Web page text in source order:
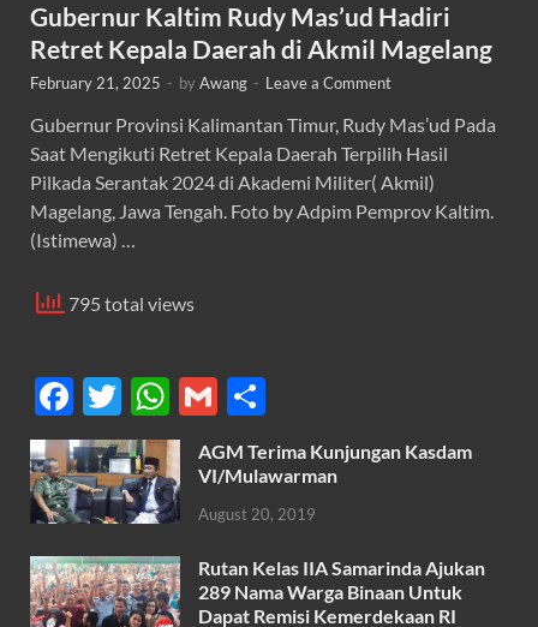
Gubernur Kaltim Rudy Mas’ud Hadiri
Retret Kepala Daerah di Akmil Magelang
February 21, 2025 - byAwang - Leave a Comment
Gubernur Provinsi Kalimantan Timur, Rudy Mas’ud Pada
Saat Mengikuti Retret Kepala Daerah Terpilih Hasil
Pilkada Serantak 2024 di Akademi Militer( Akmil)
Magelang, Jawa Tengah. Foto by Adpim Pemprov Kaltim.
(Istimewa) …
795 total views
F
ac
e
b
o
o
T
w
itt
er
W
h
at
s
A
p
G
m
ail
h
ar
e
AGM Terima Kunjungan Kasdam
VI/Mulawarman
August 20, 2019
Rutan Kelas IIA Samarinda Ajukan
289 Nama Warga Binaan Untuk
Dapat Remisi Kemerdekaan RI